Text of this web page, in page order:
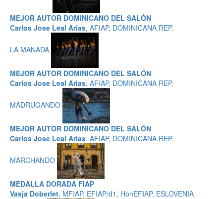
MEJOR AUTOR DOMINICANO DEL SALÓN
Carlos Jose Leal Arias, AFIAP, DOMINICANA REP.
LA MANADA
MEJOR AUTOR DOMINICANO DEL SALÓN
Carlos Jose Leal Arias, AFIAP, DOMINICANA REP.
MADRUGANDO
MEJOR AUTOR DOMINICANO DEL SALÓN
Carlos Jose Leal Arias, AFIAP, DOMINICANA REP.
MARCHANDO
MEDALLA DORADA FIAP
Vasja Doberlet, MFIAP, EFIAP/d1, HonEFIAP, ESLOVENIA